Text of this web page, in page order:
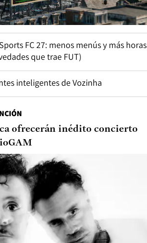
FC 27: menos menús y más horas
que trae FUT)
inteligentes de Vozinha
ofrecerán inédito concierto